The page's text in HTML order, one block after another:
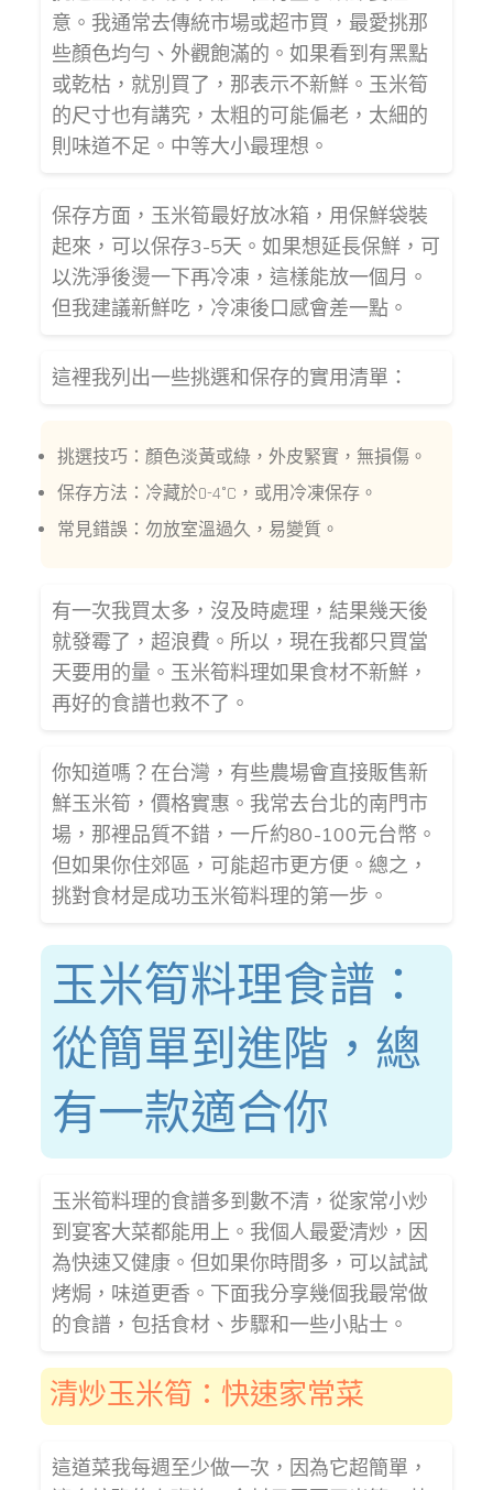
意。我通常去傳統市場或超市買，最愛挑那
些顏色均勻、外觀飽滿的。如果看到有黑點
或乾枯，就別買了，那表示不新鮮。玉米筍
的尺寸也有講究，太粗的可能偏老，太細的
則味道不足。中等大小最理想。
保存方面，玉米筍最好放冰箱，用保鮮袋裝
起來，可以保存3-5天。如果想延長保鮮，可
以洗淨後燙一下再冷凍，這樣能放一個月。
但我建議新鮮吃，冷凍後口感會差一點。
這裡我列出一些挑選和保存的實用清單：
挑選技巧：顏色淡黃或綠，外皮緊實，無損傷。
保存方法：冷藏於0-4°C，或用冷凍保存。
常見錯誤：勿放室溫過久，易變質。
有一次我買太多，沒及時處理，結果幾天後
就發霉了，超浪費。所以，現在我都只買當
天要用的量。玉米筍料理如果食材不新鮮，
再好的食譜也救不了。
你知道嗎？在台灣，有些農場會直接販售新
鮮玉米筍，價格實惠。我常去台北的南門市
場，那裡品質不錯，一斤約80-100元台幣。
但如果你住郊區，可能超市更方便。總之，
挑對食材是成功玉米筍料理的第一步。
玉米筍料理食譜：
從簡單到進階，總
有一款適合你
玉米筍料理的食譜多到數不清，從家常小炒
到宴客大菜都能用上。我個人最愛清炒，因
為快速又健康。但如果你時間多，可以試試
烤焗，味道更香。下面我分享幾個我最常做
的食譜，包括食材、步驟和一些小貼士。
清炒玉米筍：快速家常菜
這道菜我每週至少做一次，因為它超簡單，